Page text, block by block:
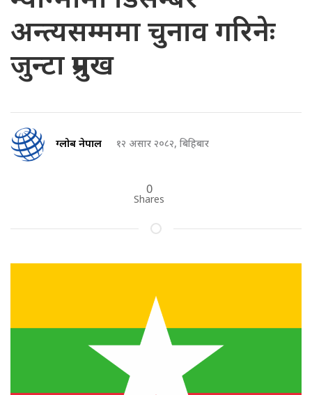
अन्त्यसम्ममा चुनाव गरिनेः
जुन्टा प्रमुख
ग्लोब नेपाल १२ असार २०८२, बिहिबार
0
Shares